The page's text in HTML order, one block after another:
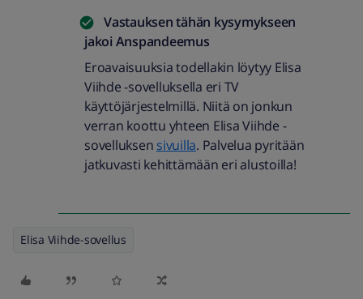
Vastauksen tähän kysymykseen
jakoi Anspandeemus
Eroavaisuuksia todellakin löytyy Elisa
Viihde -sovelluksella eri TV
käyttöjärjestelmillä. Niitä on jonkun
verran koottu yhteen Elisa Viihde -
sovelluksen sivuilla. Palvelua pyritään
jatkuvasti kehittämään eri alustoilla!
Elisa Viihde-sovellus